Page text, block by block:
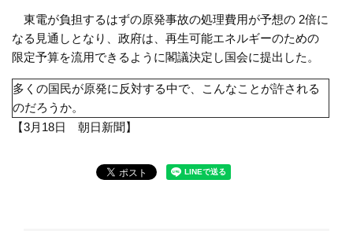
東電が負担するはずの原発事故の処理費用が予想の 2倍に
なる見通しとなり、政府は、再生可能エネルギーのための
限定予算を流用できるように閣議決定し国会に提出した。
多くの国民が原発に反対する中で、こんなことが許される
のだろうか。
【3月18日 朝日新聞】